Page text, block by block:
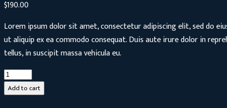
$190.00
Lorem ipsum dolor sit amet, consectetur adipiscing elit, sed do
ut aliquip ex ea commodo consequat. Duis aute irure dolor in
tellus, in suscipit massa vehicula eu.
Add to cart